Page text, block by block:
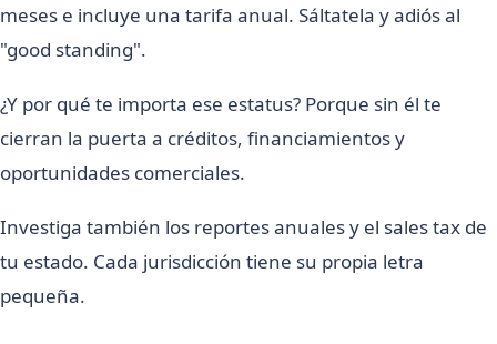
meses e incluye una tarifa anual. Sáltatela y adiós al
"good standing".
¿Y por qué te importa ese estatus? Porque sin él te
cierran la puerta a créditos, financiamientos y
oportunidades comerciales.
Investiga también los reportes anuales y el sales tax de
tu estado. Cada jurisdicción tiene su propia letra
pequeña.